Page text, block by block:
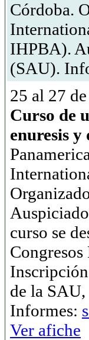
Córdoba.
IHPBA).
(SAU).
25 al 27
Curso de
enuresis y
curso se
de la SAU,
Informes:
Ver afiche